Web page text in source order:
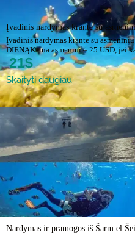
Įvadinis nardymas krante su
Įvadinis nardymas krante su
DIENĄKaina asmeniui – 25 USD, jei
21$
Skaityti daugiau
Nardymas ir pramogos iš Šarm el